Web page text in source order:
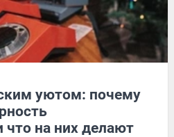
уютом: почему
что на них делают